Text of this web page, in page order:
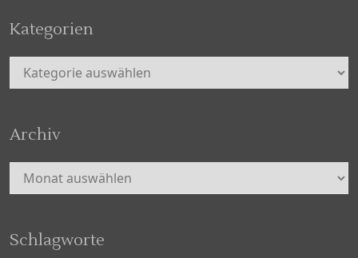
Kategorien
Kategorien
Archiv
Archiv
Schlagworte